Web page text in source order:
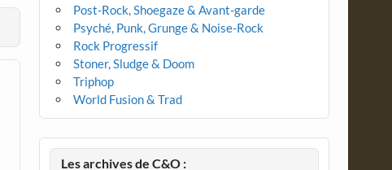
Post-Rock, Shoegaze & Avant-garde
Psyché, Punk, Grunge & Noise-Rock
Rock Progressif
Stoner, Sludge & Doom
Triphop
World Fusion & Trad
Les archives de C&O :